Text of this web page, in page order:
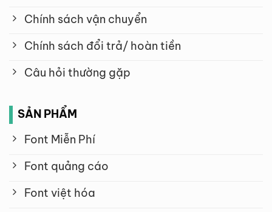
Chính sách vận chuyển
Chính sách đổi trả/ hoàn tiền
Câu hỏi thường gặp
SẢN PHẨM
Font Miễn Phí
Font quảng cáo
Font việt hóa